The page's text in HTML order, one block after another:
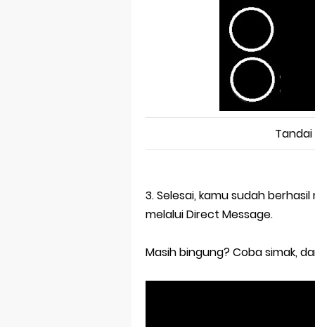
3. Selesai, kamu sudah
melalui Direct Message.
Masih bingung? Coba simak,